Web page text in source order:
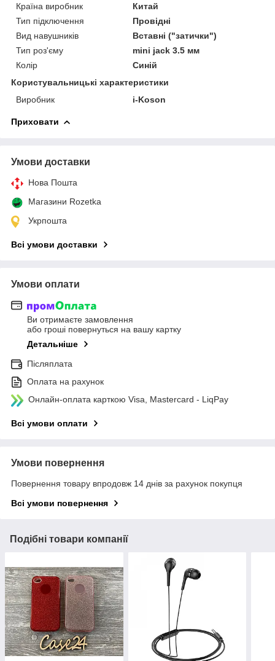
Країна виробник
Китай
Тип підключення
Провідні
Вид навушників
Вставні ("затички")
Тип роз'єму
mini jack 3.5 мм
Колір
Синій
Користувальницькі характеристики
Виробник
i-Koson
Приховати
Умови доставки
Нова Пошта
Магазини Rozetka
Укрпошта
Всі умови доставки
Умови оплати
Ви отримаєте замовлення
або гроші повернуться на вашу картку
Детальніше
Післяплата
Оплата на рахунок
Онлайн-оплата карткою Visa, Mastercard - LiqPay
Всі умови оплати
Умови повернення
Повернення товару впродовж 14 днів за рахунок покупця
Всі умови повернення
Подібні товари компанії